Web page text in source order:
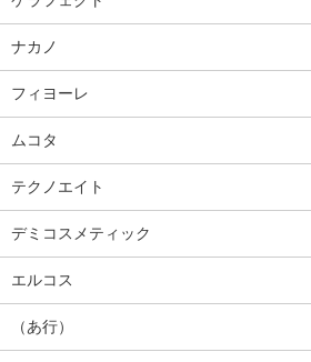
ナカノ
フィヨーレ
ムコタ
テクノエイト
デミコスメティック
エルコス
（あ行）